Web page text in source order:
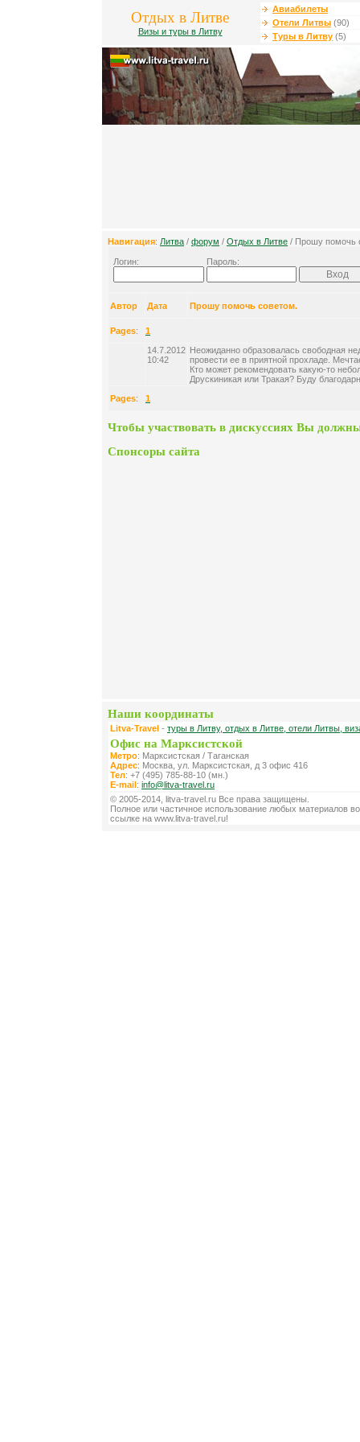
Отдых в Литве
Визы и туры в Литву
Авиабилеты
Отели Литвы (90)
Туры в Литву (5)
Навигация: Литва / форум / Отдых в Литве / Прошу помочь
Логин: Пароль:
Автор Дата Прошу помочь советом.
Pages: 1
14.7.2012
10:42
Неожиданно образовалась свободная
провести ее в приятной прохладе.
Кто может рекомендовать какую-то
Друскиникая или Тракая? Буду
Pages: 1
Чтобы участвовать в дискуссиях Вы
Спонсоры сайта
Наши координаты
Litva-Travel - туры в Литву, отдых в Литве, отели Литвы,
Офис на Марксистской
Метро: Марксистская / Таганская
Адрес: Москва, ул. Марксистская, д 3 офис 416
Тел: +7 (495) 785-88-10 (мн.)
E-mail: info@litva-travel.ru
© 2005-2014, litva-travel.ru Все права защищены.
Полное или частичное использование любых материалов
ссылке на www.litva-travel.ru!